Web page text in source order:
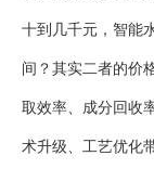
十到几千元，智能
间？其实二者的价
取效率、成分回收
术升级、工艺优化